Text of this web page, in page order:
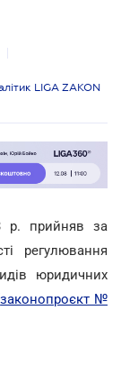
LIGA ZAKON
р. прийняв за
регулювання
юридичних
законопроєкт №